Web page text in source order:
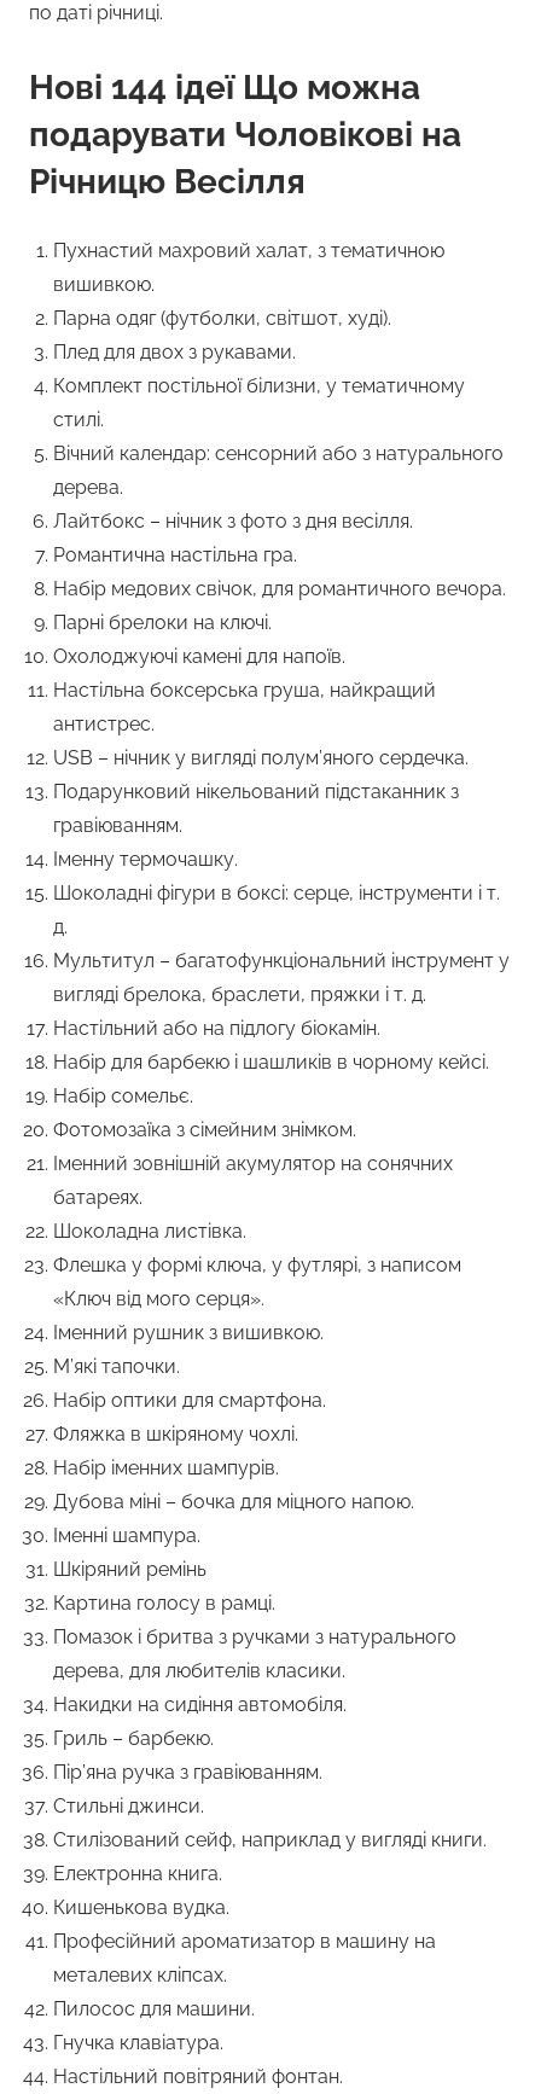
по даті річниці.
Нові 144 ідеї Що можна
подарувати Чоловікові на
Річницю Весілля
Пухнастий махровий халат, з тематичною
вишивкою.
Парна одяг (футболки, світшот, худі).
Плед для двох з рукавами.
Комплект постільної білизни, у тематичному
стилі.
Вічний календар: сенсорний або з натурального
дерева.
Лайтбокс – нічник з фото з дня весілля.
Романтична настільна гра.
Набір медових свічок, для романтичного вечора.
Парні брелоки на ключі.
Охолоджуючі камені для напоїв.
Настільна боксерська груша, найкращий
антистрес.
USB – нічник у вигляді полум’яного сердечка.
Подарунковий нікельований підстаканник з
гравіюванням.
Іменну термочашку.
Шоколадні фігури в боксі: серце, інструменти і т.
д.
Мультитул – багатофункціональний інструмент у
вигляді брелока, браслети, пряжки і т. д.
Настільний або на підлогу біокамін.
Набір для барбекю і шашликів в чорному кейсі.
Набір сомельє.
Фотомозаїка з сімейним знімком.
Іменний зовнішній акумулятор на сонячних
батареях.
Шоколадна листівка.
Флешка у формі ключа, у футлярі, з написом
«Ключ від мого серця».
Іменний рушник з вишивкою.
М’які тапочки.
Набір оптики для смартфона.
Фляжка в шкіряному чохлі.
Набір іменних шампурів.
Дубова міні – бочка для міцного напою.
Іменні шампура.
Шкіряний ремінь
Картина голосу в рамці.
Помазок і бритва з ручками з натурального
дерева, для любителів класики.
Накидки на сидіння автомобіля.
Гриль – барбекю.
Пір’яна ручка з гравіюванням.
Стильні джинси.
Стилізований сейф, наприклад у вигляді книги.
Електронна книга.
Кишенькова вудка.
Професійний ароматизатор в машину на
металевих кліпсах.
Пилосос для машини.
Гнучка клавіатура.
Настільний повітряний фонтан.